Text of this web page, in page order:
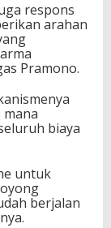
respons
arahan
Pramono.
biaya
untuk
berjalan